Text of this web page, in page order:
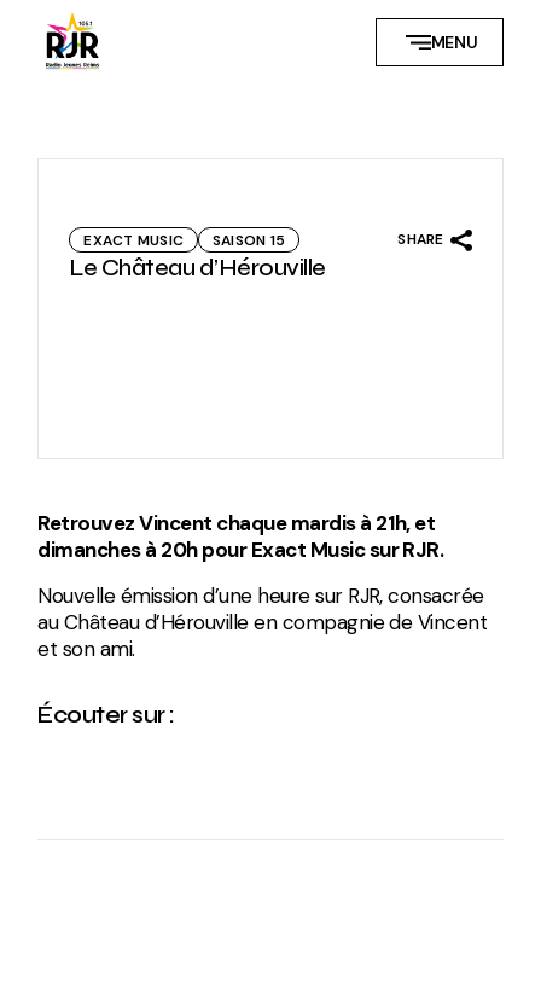
content
MENU
EXACT MUSIC SAISON 15
Le Château d’Hérouville
SHARE
Retrouvez Vincent chaque mardis à 21h, et
dimanches à 20h pour Exact Music sur RJR.
Nouvelle émission d’une heure sur RJR, consacrée
au Château d’Hérouville en compagnie de Vincent
et son ami.
Écouter sur :